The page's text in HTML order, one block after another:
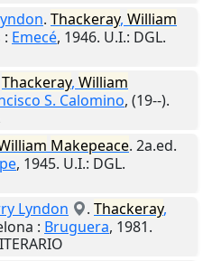
. Thackeray, William
: Emecé, 1946. U.I.: DGL.
Thackeray, William
S. Calomino, (19--).
Makepeace. 2a.ed.
, 1945. U.I.: DGL.
Lyndon
. Thackeray,
: Bruguera, 1981.